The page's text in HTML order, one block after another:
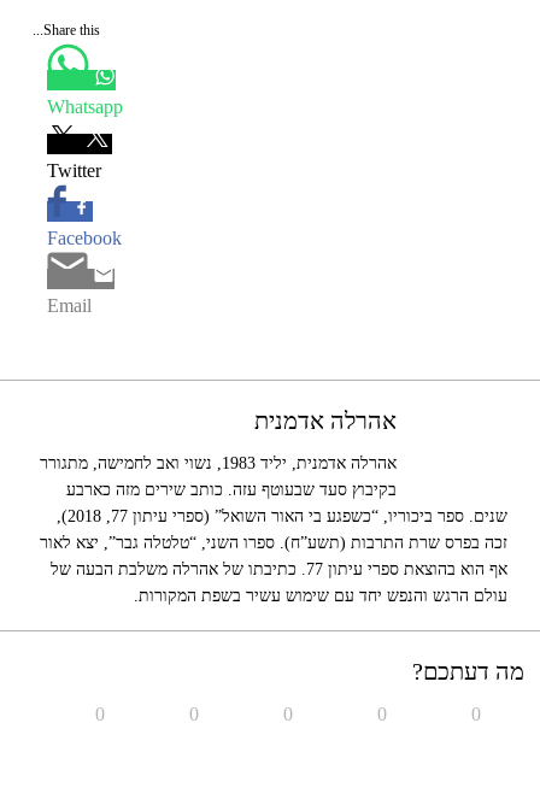
Share this...
Whatsapp
Twitter
Facebook
Email
אהרלה אדמנית
אהרלה אדמנית, יליד 1983, נשוי ואב לחמישה, מתגורר
בקיבוץ סעד שבעוטף עזה. כותב שירים מזה כארבע
שנים. ספר ביכוריו, “כשפגע בי האור השואל” (ספרי עיתון 77, 2018),
זכה בפרס שרת התרבות (תשע”ח). ספרו השני, “טלטלה גבר”, יצא לאור
אף הוא בהוצאת ספרי עיתון 77. כתיבתו של אהרלה משלבת הבעה של
עולם הרגש והנפש יחד עם שימוש עשיר בשפת המקורות.
מה דעתכם?
0 0 0 0 0